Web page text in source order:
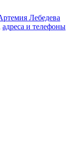
Лебедева
адреса и телефоны